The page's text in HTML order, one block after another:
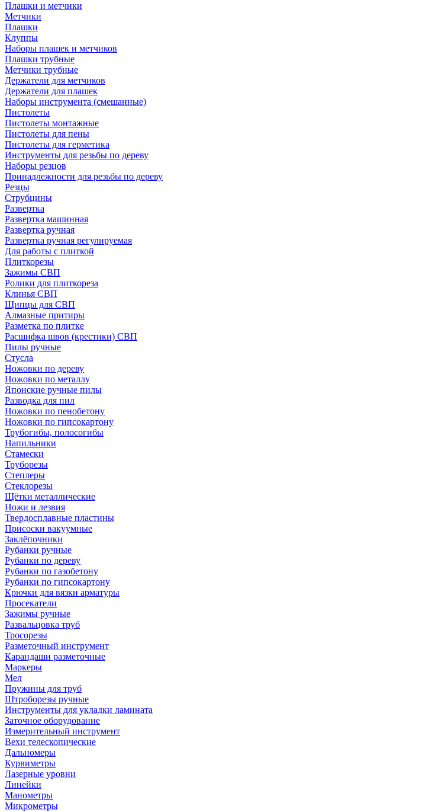
Плашки и метчики
Метчики
Плашки
Клуппы
Наборы плашек и метчиков
Плашки трубные
Метчики трубные
Держатели для метчиков
Держатели для плашек
Наборы инструмента (смешанные)
Пистолеты
Пистолеты монтажные
Пистолеты для пены
Пистолеты для герметика
Инструменты для резьбы по дереву
Наборы резцов
Принадлежности для резьбы по дереву
Резцы
Струбцины
Развертка
Развертка машинная
Развертка ручная
Развертка ручная регулируемая
Для работы с плиткой
Плиткорезы
Зажимы СВП
Ролики для плиткореза
Клинья СВП
Щипцы для СВП
Алмазные притиры
Разметка по плитке
Расшифка швов (крестики) СВП
Пилы ручные
Стусла
Ножовки по дереву
Ножовки по металлу
Японские ручные пилы
Разводка для пил
Ножовки по пенобетону
Ножовки по гипсокартону
Трубогибы, полосогибы
Напильники
Стамески
Труборезы
Степлеры
Стеклорезы
Щётки металлические
Ножи и лезвия
Твердосплавные пластины
Присоски вакуумные
Заклёпочники
Рубанки ручные
Рубанки по дереву
Рубанки по газобетону
Рубанки по гипсокартону
Крючки для вязки арматуры
Просекатели
Зажимы ручные
Развальцовка труб
Тросорезы
Разметочный инструмент
Карандаши разметочные
Маркеры
Мел
Пружины для труб
Штроборезы ручные
Инструменты для укладки ламината
Заточное оборудование
Измерительный инструмент
Вехи телескопические
Дальномеры
Курвиметры
Лазерные уровни
Линейки
Манометры
Микрометры